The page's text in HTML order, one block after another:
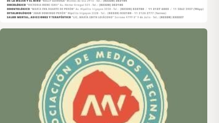
Asociación de Medios Vecinales